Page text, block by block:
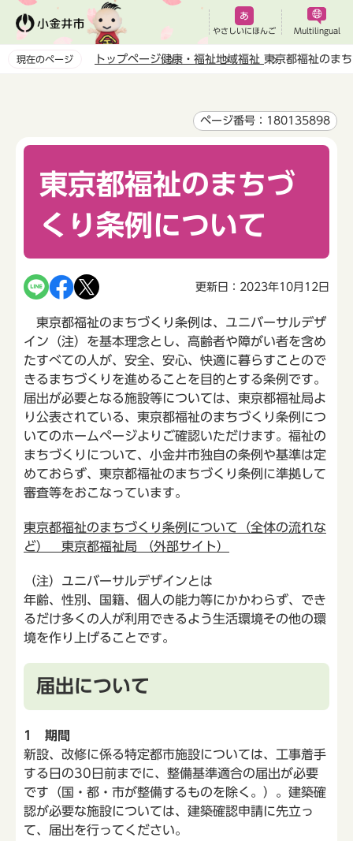
ペ
やさしいにほんご Multilingual
現在のページ トップページ健康・福祉地域福祉 東京都福祉のま
ページ番号：180135898
東京都福祉のまちづ
くり条例について
更新日：2023年10月12日
東京都福祉のまちづくり条例は、ユニバーサルデザ
イン（注）を基本理念とし、高齢者や障がい者を含め
たすべての人が、安全、安心、快適に暮らすことので
きるまちづくりを進めることを目的とする条例です。
届出が必要となる施設等については、東京都福祉局よ
り公表されている、東京都福祉のまちづくり条例につ
いてのホームページよりご確認いただけます。福祉の
まちづくりについて、小金井市独自の条例や基準は定
めておらず、東京都福祉のまちづくり条例に準拠して
審査等をおこなっています。
東京都福祉のまちづくり条例について（全体の流れな
ど） 東京都福祉局 （外部サイト）
（注）ユニバーサルデザインとは
年齢、性別、国籍、個人の能力等にかかわらず、でき
るだけ多くの人が利用できるよう生活環境その他の環
境を作り上げることです。
届出について
1 期間
新設、改修に係る特定都市施設については、工事着手
する日の30日前までに、整備基準適合の届出が必要
です（国・都・市が整備するものを除く。）。建築確
認が必要な施設については、建築確認申請に先立っ
て、届出を行ってください。